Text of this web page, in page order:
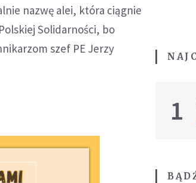
nazwę alei, która ciągnie
Solidarności, bo
szef PE Jerzy
1